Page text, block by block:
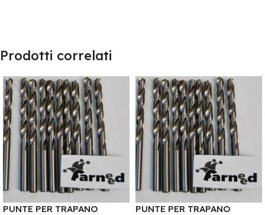
Prodotti correlati
PUNTE PER TRAPANO
PUNTE PER TRAPANO